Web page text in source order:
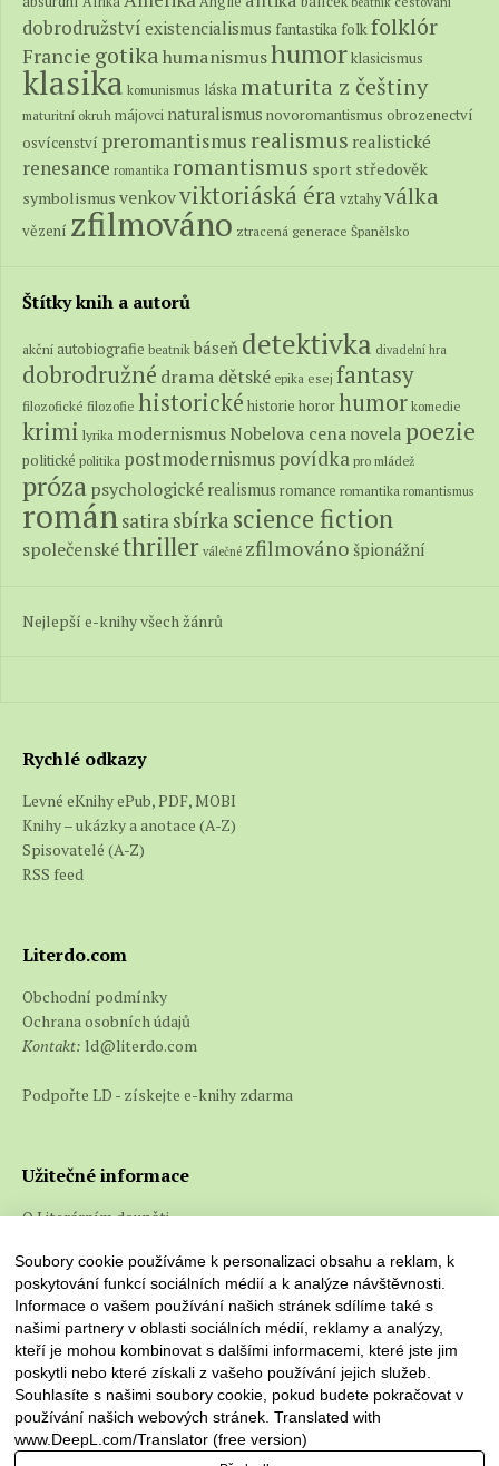
dobrodružství existencialismus fantastika folkfolklór
Francie gotikahumanismushumorklasicismus
klasika komunismus láskamaturita z češtiny
maturitní okruh májovci naturalismus novoromantismus obrozenectví
osvícenství preromantismus realismus realistické
renesance romantika romantismus sport středověk
symbolismus venkovviktoriáská éravztahyválka
vězení zfilmováno ztracená generace Španělsko
Štítky knih a autorů
akční autobiografie beatnik báseň detektivka divadelní hra
dobrodružné drama dětské epika esej fantasy
filozofické filozofie historické historie hororhumor komedie
krimi lyrika modernismus Nobelova cena novela poezie
politické politika postmodernismuspovídka pro mládež
prózapsychologické realismus romance romantika romantismus
románsatirasbírka science fiction
společenskéthriller válečné zfilmováno špionážní
Nejlepší e-knihy všech žánrů
Rychlé odkazy
Levné eKnihy ePub, PDF, MOBI
Knihy – ukázky a anotace (A-Z)
Spisovatelé (A-Z)
RSS feed
Literdo.com
Obchodní podmínky
Ochrana osobních údajů
Kontakt: ld@literdo.com
Podpořte LD - získejte e-knihy zdarma
Užitečné informace
O Literárním doupěti
Soubory cookie používáme k personalizaci obsahu a reklam, k
poskytování funkcí sociálních médií a k analýze návštěvnosti.
Informace o vašem používání našich stránek sdílíme také s
našimi partnery v oblasti sociálních médií, reklamy a analýzy,
kteří je mohou kombinovat s dalšími informacemi, které jste jim
poskytli nebo které získali z vašeho používání jejich služeb.
Souhlasíte s našimi soubory cookie, pokud budete pokračovat v
používání našich webových stránek. Translated with
www.DeepL.com/Translator (free version)